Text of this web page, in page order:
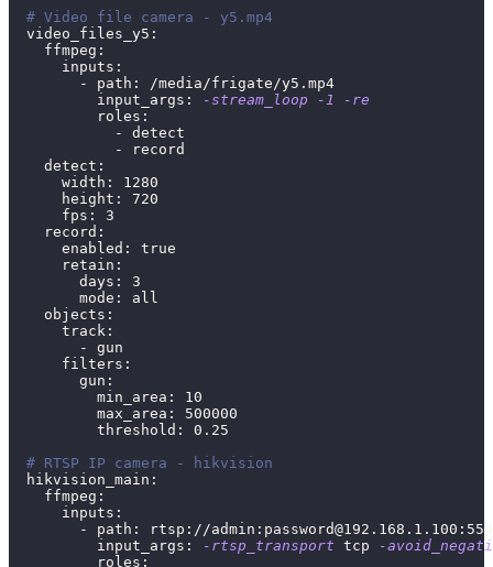
# Video file camera - y5.mp4
  video_files_y5:
    ffmpeg:
      inputs:
        - path: /media/frigate/y5.mp4
          input_args:
-stream_loop -1
-re
          roles:
            - detect
            - record
    detect:
      width:
1280
      height:
720
      fps:
3
    record:
      enabled:
true
      retain:
        days:
3
        mode: all
    objects:
      track:
        - gun
      filters:
        gun:
          min_area:
10
          max_area:
500000
          threshold:
0.25
# RTSP IP camera - hikvision
  hikvision_main:
    ffmpeg:
      inputs:
        - path: rtsp://admin:
password@192.168.1.100
          input_args:
-rtsp_transport tcp
-
          roles: